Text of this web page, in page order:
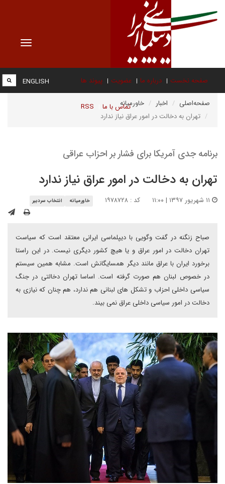
Toggle
صفحه نخست درباره ما عضویت پیوند ها
تماس با ما RSS
ENGLISH
صفحه‌اصلی اخبار
خاورمیانه
تهران به دخالت در امور عراق نیاز ندارد
برنامه جدی آمریکا برای فشار بر احزاب عراقی
تهران به دخالت در امور عراق نیاز ندارد
کد : ۱۹۷۸۷۲۸ خاورمیانه انتخاب سردبیر
صباح زنگنه در گفت وگویی با دیپلماسی ایرانی معتقد است که سیاست
تهران دخالت در امور عراق و یا هیچ کشور دیگری نیست. در این راستا
برخورد ایران با عراق مانند دیگر همسایگانش است. مشابه همین سیستم
در خصوص لبنان هم صورت گرفته است. اساسا تهران دخالتی در جنگ
سیاسی داخلی احزاب و تشکل های لبنانی هم ندارد، هم چنان که نیازی به
دخالت در امور سیاسی داخلی عراق نمی بیند.